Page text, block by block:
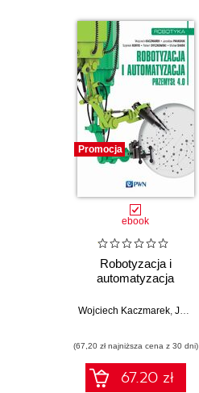
Promocja
ebook
Robotyzacja i
automatyzacja
Wojciech Kaczmarek, Jarosław Panasiuk
(67,20 zł najniższa cena z 30 dni)
67.20 zł